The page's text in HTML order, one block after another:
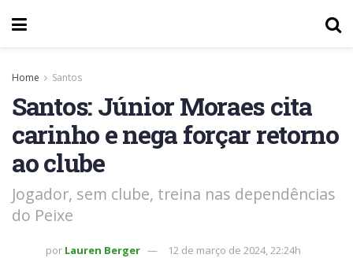
Home Santos
Santos: Júnior Moraes cita
carinho e nega forçar retorno
ao clube
Jogador, sem clube, treina nas dependências
do Peixe
por Lauren Berger 12 de março de 2024, 22:24h